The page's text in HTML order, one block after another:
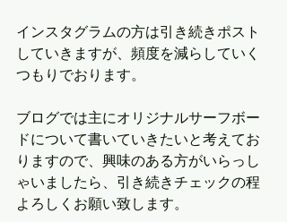
インスタグラムの方は引き続きポスト
していきますが、頻度を減らしていく
つもりでおります。
ブログでは主にオリジナルサーフボー
ドについて書いていきたいと考えてお
りますので、興味のある方がいらっし
ゃいましたら、引き続きチェックの程
よろしくお願い致します。